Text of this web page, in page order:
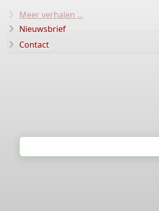
Meer verhalen ...
Nieuwsbrief
Contact